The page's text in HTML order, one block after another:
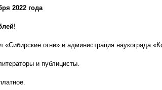
2022 года
«Сибирские огни» и администрация наукограда
и публицисты.